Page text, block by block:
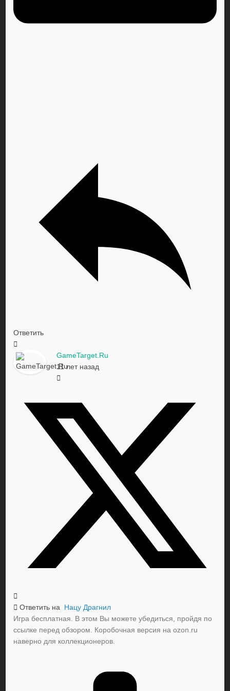
Ответить
GameTarget.Ru
11 лет назад
Ответить на Нацу Драгнил
Игра бесплатная. В этом Вы можете убедиться, пройдя по
ссылке перед обзором. Коробочная версия на ozon.ru
наверно для коллекционеров.